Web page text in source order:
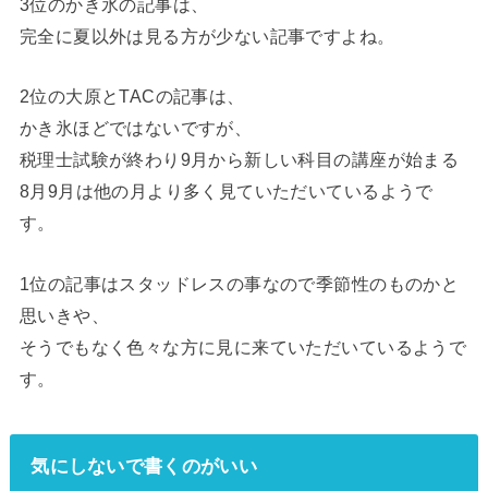
3位のかき氷の記事は、
完全に夏以外は見る方が少ない記事ですよね。
2位の大原とTACの記事は、
かき氷ほどではないですが、
税理士試験が終わり9月から新しい科目の講座が始まる
8月9月は他の月より多く見ていただいているようで
す。
1位の記事はスタッドレスの事なので季節性のものかと
思いきや、
そうでもなく色々な方に見に来ていただいているようで
す。
気にしないで書くのがいい